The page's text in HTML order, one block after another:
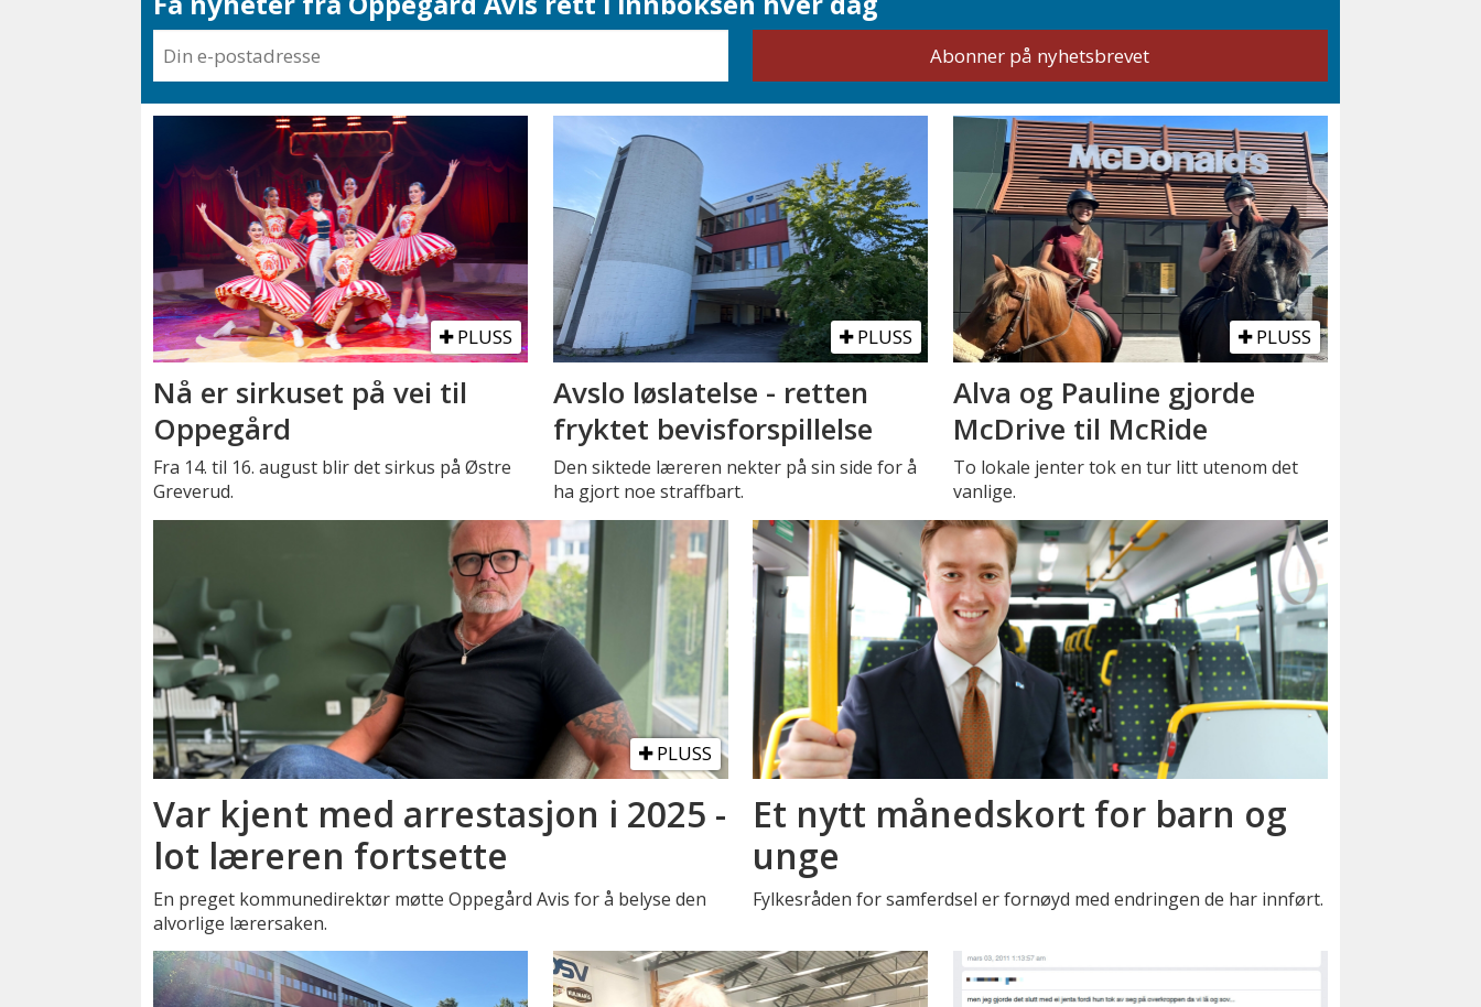
PLUSS
Nå er sirkuset på vei til
Oppegård
Fra 14. til 16. august blir det sirkus på Østre
Greverud.
PLUSS
Avslo løslatelse - retten
fryktet bevisforspillelse
Den siktede læreren nekter på sin side for å
ha gjort noe straffbart.
PLUSS
Alva og Pauline gjorde
McDrive til McRide
To lokale jenter tok en tur litt utenom det
vanlige.
PLUSS
Var kjent med arrestasjon i 2025 -
lot læreren fortsette
En preget kommunedirektør møtte Oppegård Avis for å belyse den
alvorlige lærersaken.
Et nytt månedskort for barn og
unge
Fylkesråden for samferdsel er fornøyd med endringen de har innført.